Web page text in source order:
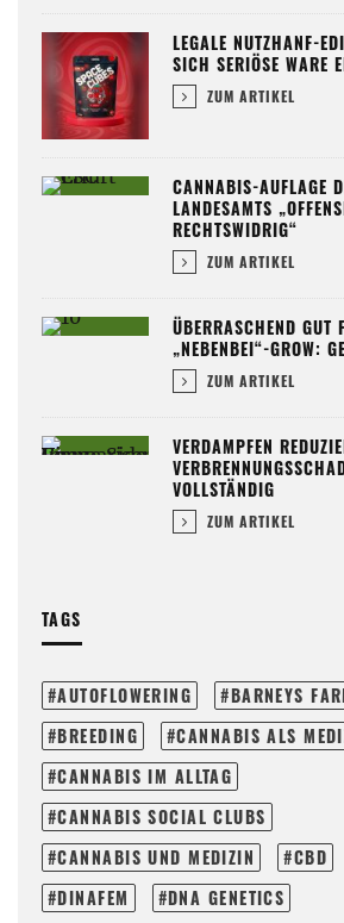
LEGALE NUTZHANF-
SICH SERIÖSE WARE
ZUM ARTIKEL
CANNABIS-AUFLAGE
LANDESAMTS
RECHTSWIDRIG“
ZUM ARTIKEL
ÜBERRASCHEND GUT
„NEBENBEI“-GROW:
ZUM ARTIKEL
VERDAMPFEN
VOLLSTÄNDIG
ZUM ARTIKEL
TAGS
AUTOFLOWERING
BARNEYS
BREEDING
CANNABIS ALS
CANNABIS IM ALLTAG
CANNABIS SOCIAL CLUBS
CANNABIS UND MEDIZIN
CBD
DINAFEM
DNA GENETICS